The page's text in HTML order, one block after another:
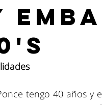
tengo 40 años